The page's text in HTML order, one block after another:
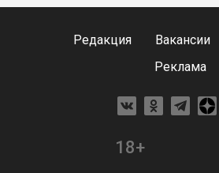
Редакция Вакансии
Реклама
18+